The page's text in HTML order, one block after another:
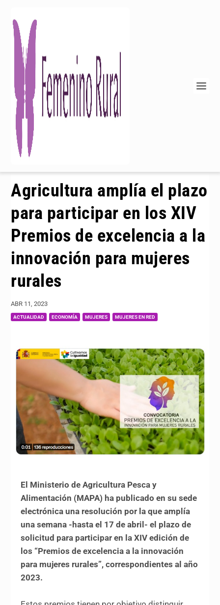
Agricultura amplía el plazo
para participar en los XIV
Premios de excelencia a la
innovación para mujeres
rurales
ABR 11, 2023
ACTUALIDAD ECONOMÍA MUJERES MUJERES EN RED
El Ministerio de Agricultura Pesca y
Alimentación (MAPA) ha publicado en su sede
electrónica una resolución por la que amplía
una semana -hasta el 17 de abril- el plazo de
solicitud para participar en la XIV edición de
los “Premios de excelencia a la innovación
para mujeres rurales”, correspondientes al año
2023.